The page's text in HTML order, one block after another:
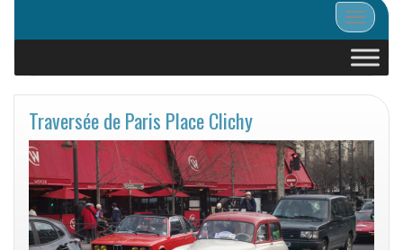
Afficher/
Traversée de Paris Place Clichy